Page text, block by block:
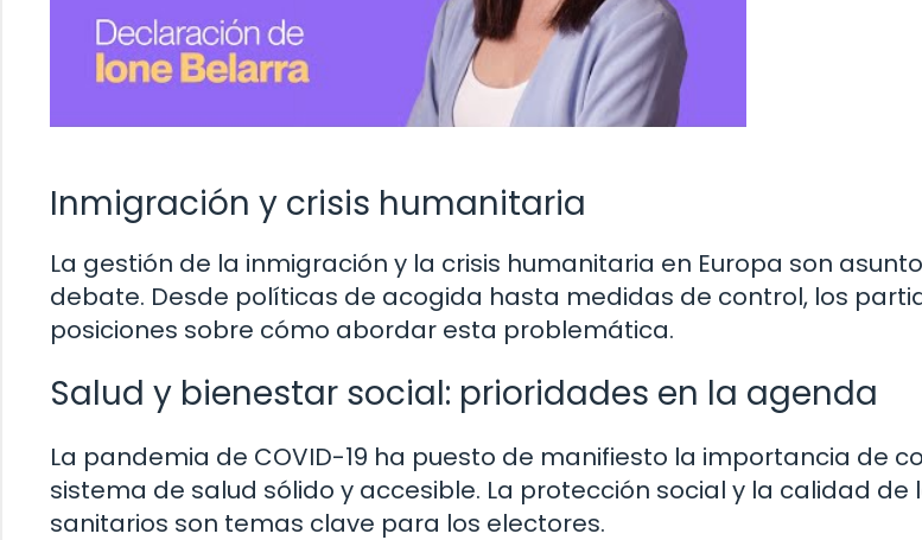
Inmigración y crisis humanitaria
La gestión de la inmigración y la crisis humanitaria en Europa son
debate. Desde políticas de acogida hasta medidas de control, los
posiciones sobre cómo abordar esta problemática.
Salud y bienestar social: prioridades en la agenda
La pandemia de COVID-19 ha puesto de manifiesto la importancia de
sistema de salud sólido y accesible. La protección social y la calidad de
sanitarios son temas clave para los electores.